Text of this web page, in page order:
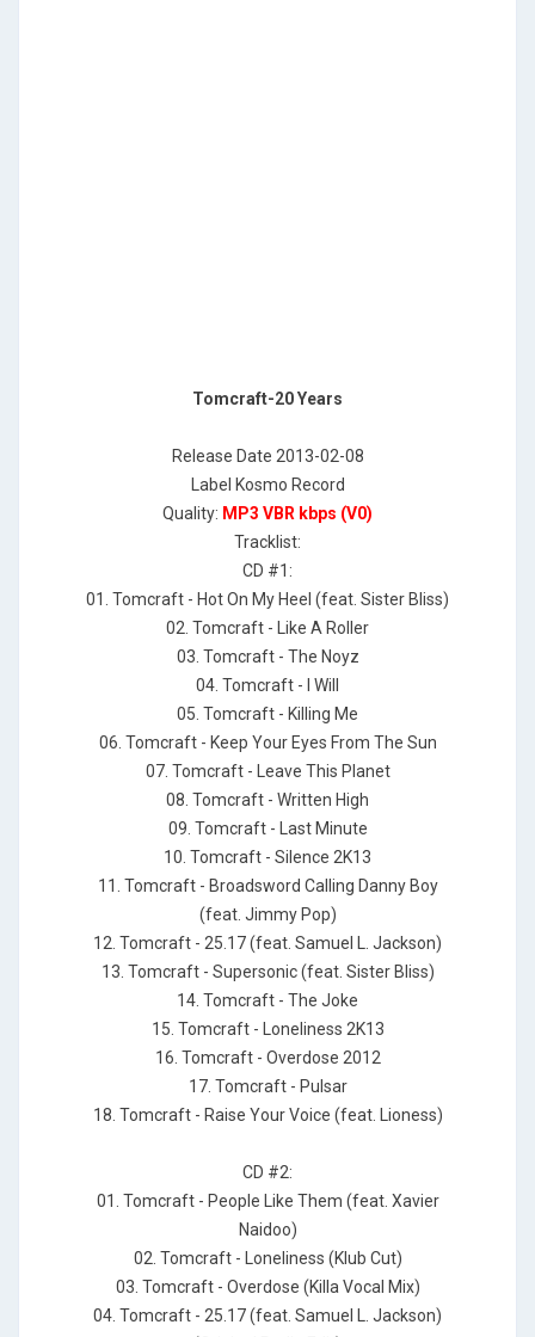
Tomcraft-20 Years
Release Date 2013-02-08
Label Kosmo Record
Quality: MP3 VBR kbps (V0)
Tracklist:
CD #1:
01. Tomcraft - Hot On My Heel (feat. Sister Bliss)
02. Tomcraft - Like A Roller
03. Tomcraft - The Noyz
04. Tomcraft - I Will
05. Tomcraft - Killing Me
06. Tomcraft - Keep Your Eyes From The Sun
07. Tomcraft - Leave This Planet
08. Tomcraft - Written High
09. Tomcraft - Last Minute
10. Tomcraft - Silence 2K13
11. Tomcraft - Broadsword Calling Danny Boy
(feat. Jimmy Pop)
12. Tomcraft - 25.17 (feat. Samuel L. Jackson)
13. Tomcraft - Supersonic (feat. Sister Bliss)
14. Tomcraft - The Joke
15. Tomcraft - Loneliness 2K13
16. Tomcraft - Overdose 2012
17. Tomcraft - Pulsar
18. Tomcraft - Raise Your Voice (feat. Lioness)
CD #2:
01. Tomcraft - People Like Them (feat. Xavier
Naidoo)
02. Tomcraft - Loneliness (Klub Cut)
03. Tomcraft - Overdose (Killa Vocal Mix)
04. Tomcraft - 25.17 (feat. Samuel L. Jackson)